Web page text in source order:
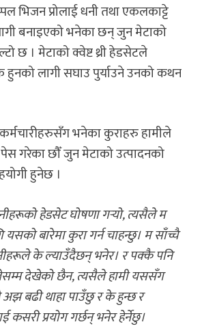
भिजन प्रोलाई धनी तथा एकलकाट्टे
बनाइएको भनेका छन् जुन मेटाको
छ । मेटाको क्वेष्ट थ्री हेडसेटले
लागी सघाउ पुर्याउने उनको कथन
भनेका कुराहरु हामीले
गरेका छौँ जुन मेटाको उत्पादनको
हुनेछ ।
हेडसेट घोषणा गर्‍यो, त्यसैले म
बारेमा कुरा गर्न चाहन्छु। म साँच्चै
के ल्याउँदैछन् भनेर। र पक्कै पनि
देखेको छैन, त्यसैले हामी यससँग
बढी थाहा पाउँछु र के हुन्छ र
प्रयोग गर्छन् भनेर हेर्नेछु।